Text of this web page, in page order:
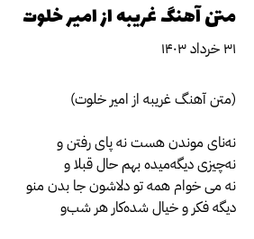
متن آهنگ غریبه از امیر خلوت
۳۱ خرداد ۱۴۰۳
(متن آهنگ غریبه از امیر خلوت)
نه‌نای موندن هست نه پای رفتن و
نه‌چیزی دیگه‌میده بهم حال قبلا و
نه می خوام همه تو دلاشون جا بدن منو
دیگه فکر و خیال شده‌کار هر شب‌و